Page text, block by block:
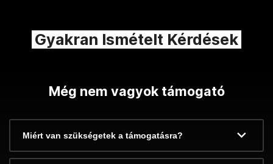
Gyakran Ismételt Kérdések
Még nem vagyok támogató
Miért van szükségetek a támogatásra?